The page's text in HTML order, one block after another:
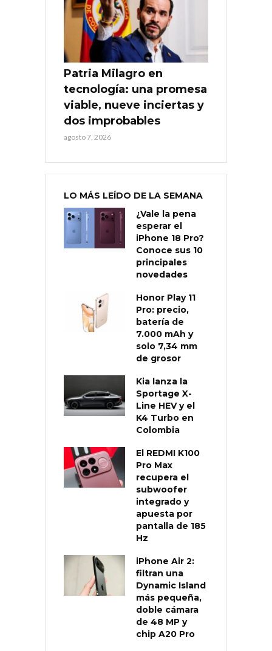
Patria Milagro en
tecnología: una promesa
viable, nueve inciertas y
dos improbables
agosto 7, 2026
LO MÁS LEÍDO DE LA SEMANA
¿Vale la pena
esperar el
iPhone 18 Pro?
Conoce sus 10
principales
novedades
Honor Play 11
Pro: precio,
batería de
7.000 mAh y
solo 7,34 mm
de grosor
Kia lanza la
Sportage X-
Line HEV y el
K4 Turbo en
Colombia
El REDMI K100
Pro Max
recupera el
subwoofer
integrado y
apuesta por
pantalla de 185
Hz
iPhone Air 2:
filtran una
Dynamic Island
más pequeña,
doble cámara
de 48 MP y
chip A20 Pro